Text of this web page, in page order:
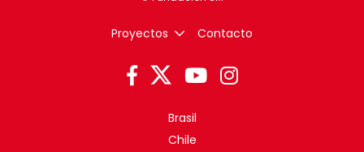
Proyectos Contacto
Brasil
Chile